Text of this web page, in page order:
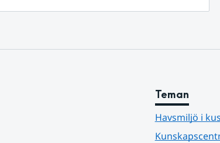
Teman
Havsmiljö i